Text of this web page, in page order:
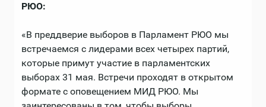
РЮО:
«В преддверие выборов в Парламент РЮО мы
встречаемся с лидерами всех четырех партий,
которые примут участие в парламентских
выборах 31 мая. Встречи проходят в открытом
формате с оповещением МИД РЮО. Мы